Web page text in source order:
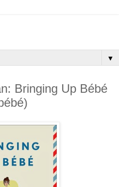
▼
Bringing Up Bébé